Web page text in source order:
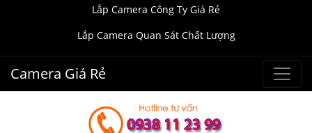
Lắp Camera Công Ty Giá Rẻ
Lắp Camera Quan Sát Chất Lượng
Camera Giá Rẻ